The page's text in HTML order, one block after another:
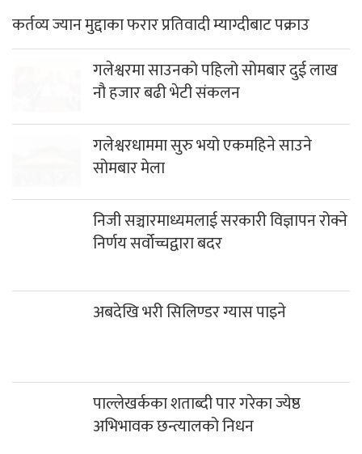
कर्तव्य ज्यान मुद्दाका फरार प्रतिवादी म्याग्दीबाट पक्राउ
गलेश्वरमा साउनको पहिलो सोमबार दुई लाख
नौ हजार बढी भेटी संकलन
गलेश्वरधाममा सुरु भयो एकमहिने साउने
सोमबार मेला
निजी सञ्चारमाध्यमलाई सरकारी विज्ञापन रोक्ने
निर्णय सर्वोच्चद्वारा बदर
अबदेखि भरी सिलिण्डर ग्यास पाइने
अभिभावक छन्त्यालको निधन